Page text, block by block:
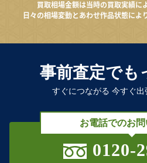
買取相場金額は当時の買取実績に
日々の相場変動とあわせ作品状態によ
事前査定でも
すぐにつながる 今すぐ
お電話でのお
0120-